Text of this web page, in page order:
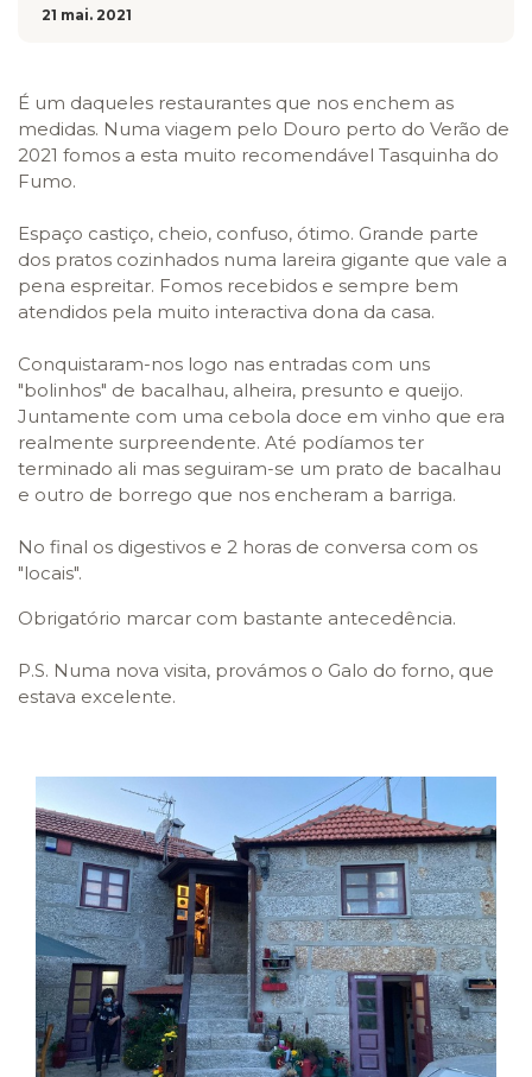
21 mai. 2021
É um daqueles restaurantes que nos enchem as
medidas. Numa viagem pelo Douro perto do Verão de
2021 fomos a esta muito recomendável Tasquinha do
Fumo.
Espaço castiço, cheio, confuso, ótimo. Grande parte
dos pratos cozinhados numa lareira gigante que vale a
pena espreitar. Fomos recebidos e sempre bem
atendidos pela muito interactiva dona da casa.
Conquistaram-nos logo nas entradas com uns
"bolinhos" de bacalhau, alheira, presunto e queijo.
Juntamente com uma cebola doce em vinho que era
realmente surpreendente. Até podíamos ter
terminado ali mas seguiram-se um prato de bacalhau
e outro de borrego que nos encheram a barriga.
No final os digestivos e 2 horas de conversa com os
"locais".
Obrigatório marcar com bastante antecedência.
P.S. Numa nova visita, provámos o Galo do forno, que
estava excelente.